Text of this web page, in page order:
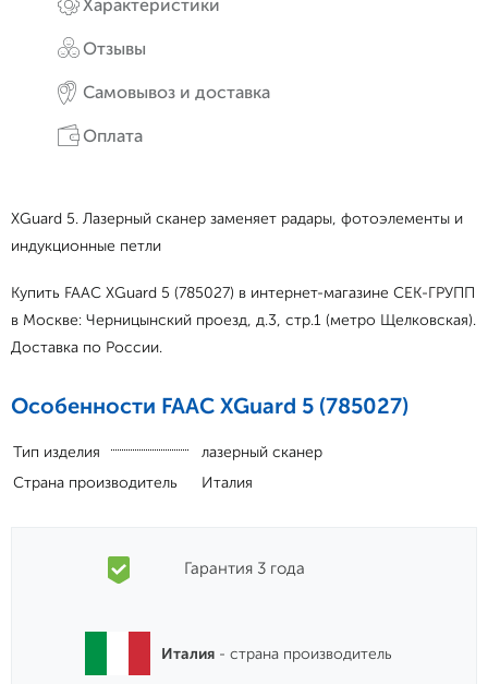
XGuard 5. Лазерный сканер заменяет радары, фотоэлементы и
в Москве: Черницынский проезд, д.3, стр.1 (метро Щелковская).
Особенности FAAC XGuard 5 (785027)
Гарантия 3 года
Италия- страна производитель